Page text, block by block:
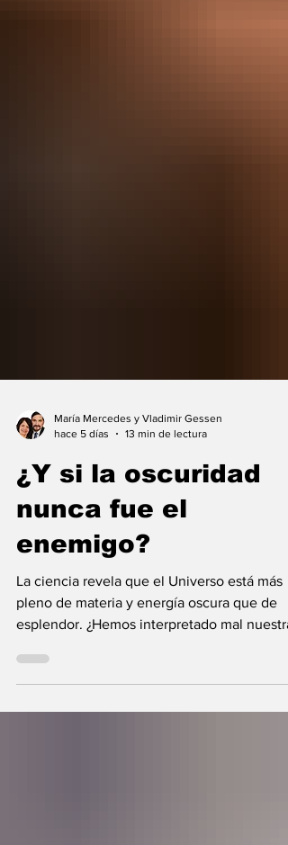
María Mercedes y Vladimir Gessen
¿Y si la oscuridad
nunca fue el
enemigo?
La ciencia revela que el Universo está más
pleno de materia y energía oscura que de
diferencias?